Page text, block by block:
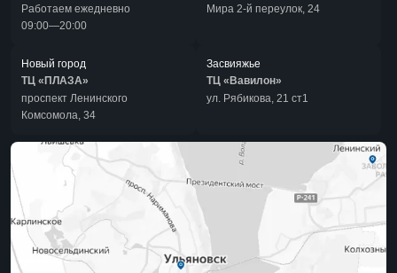
Работаем ежедневно
09:00—20:00
Мира 2-й переулок, 24
Новый город
ТЦ «ПЛАЗА»
проспект Ленинского
Комсомола, 34
Засвияжье
ТЦ «Вавилон»
ул. Рябикова, 21 ст1